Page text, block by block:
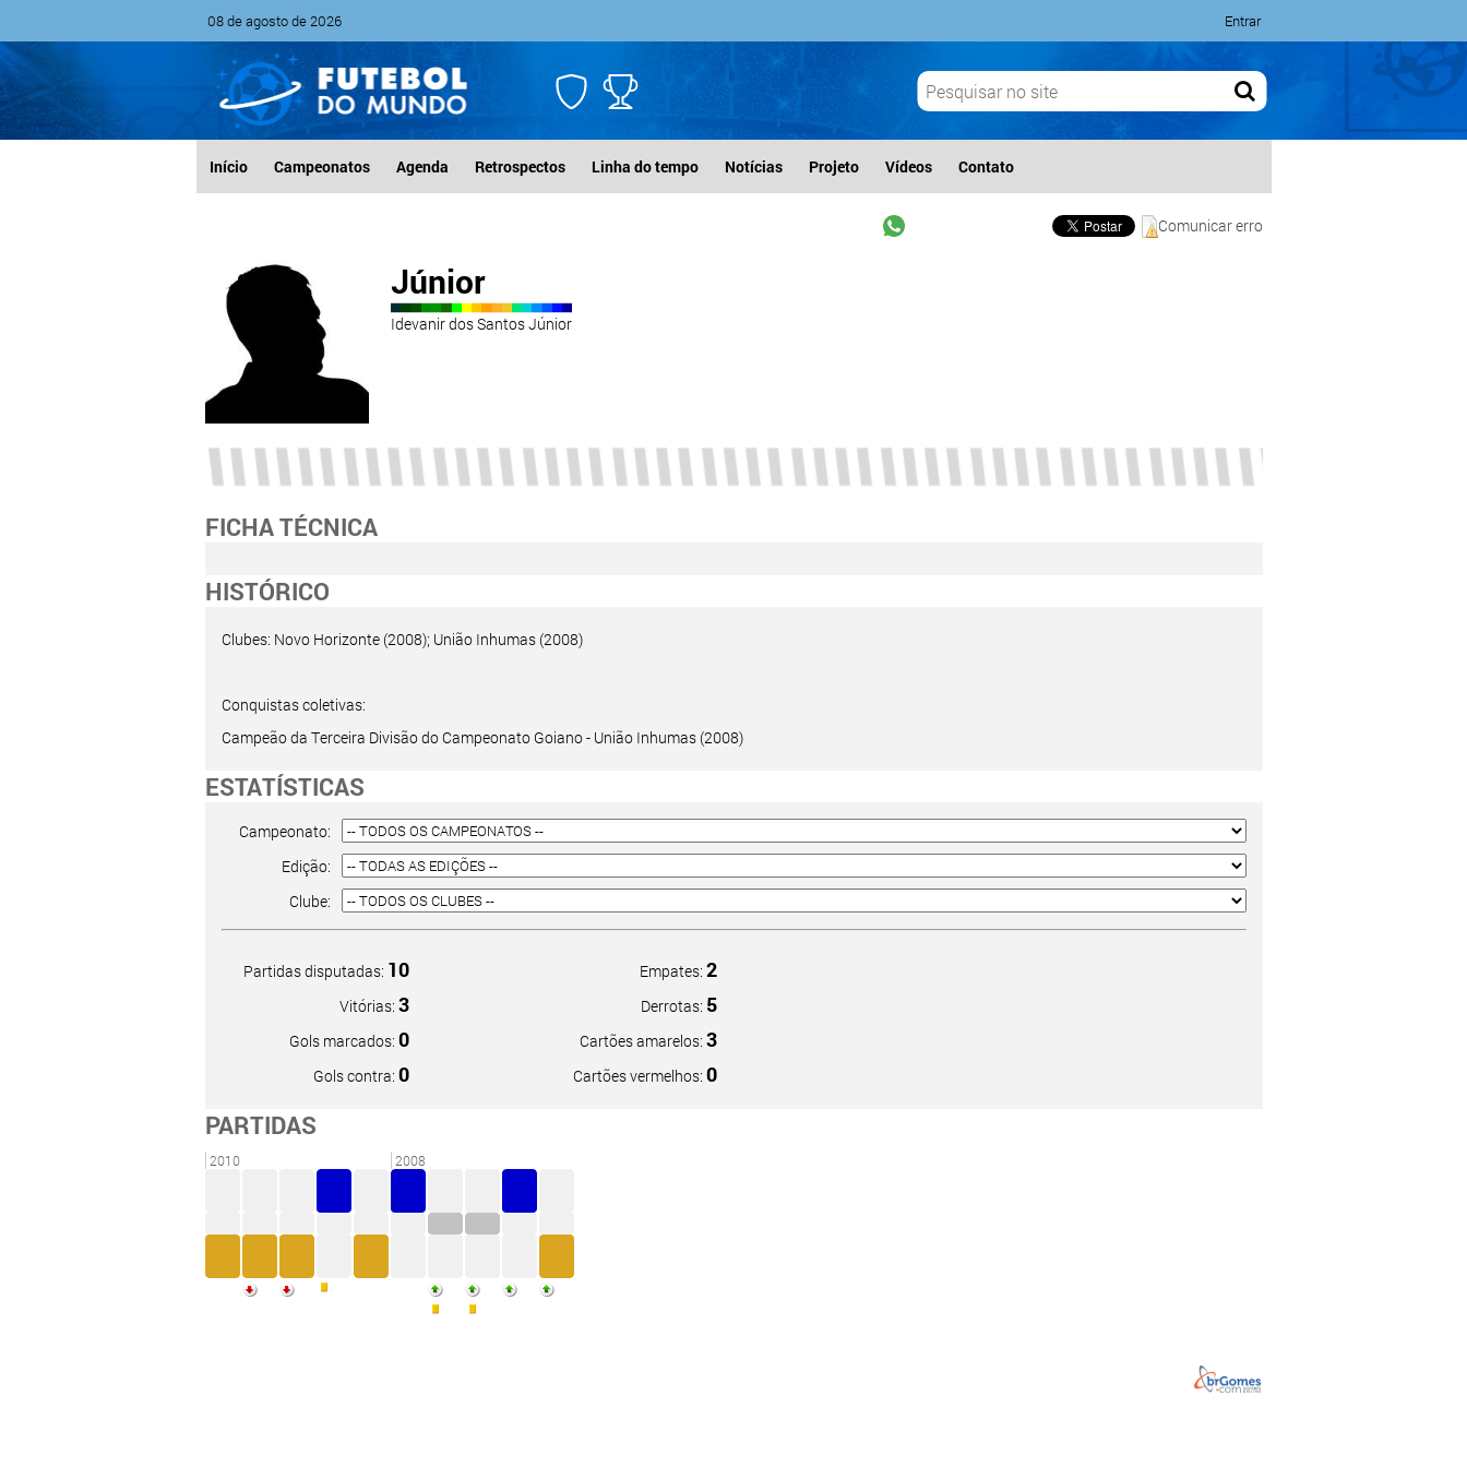
08 de agosto de 2026 Entrar
Início Campeonatos Agenda Retrospectos Linha do tempo Notícias Projeto Vídeos Contato
Comunicar erro
Júnior
Idevanir dos Santos Júnior
FICHA TÉCNICA
HISTÓRICO
Clubes: Novo Horizonte (2008); União Inhumas (2008)
Conquistas coletivas:
Campeão da Terceira Divisão do Campeonato Goiano - União Inhumas (2008)
ESTATÍSTICAS
Campeonato:
Edição:
Clube:
Partidas disputadas: 10
Vitórias: 3
Gols marcados: 0
Gols contra: 0
Empates: 2
Derrotas: 5
Cartões amarelos: 3
Cartões vermelhos: 0
PARTIDAS
2010 2008